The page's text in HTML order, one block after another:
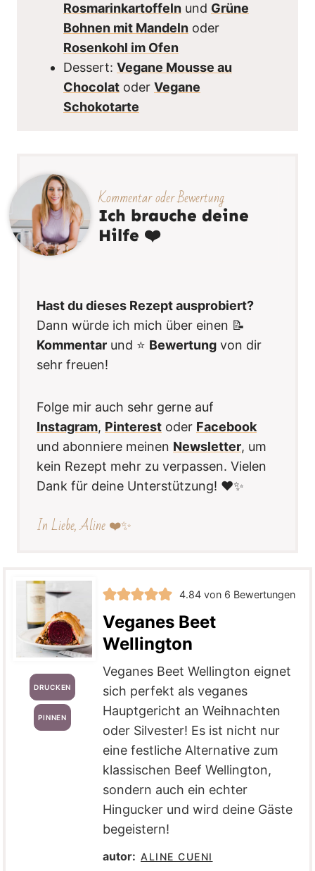
Rosmarinkartoffeln und Grüne
Bohnen mit Mandeln oder
Rosenkohl im Ofen
Dessert: Vegane Mousse au
Chocolat oder Vegane
Schokotarte
Kommentar oder Bewertung
Ich brauche deine
Hilfe ❤️
Hast du dieses Rezept ausprobiert?
Dann würde ich mich über einen 📝
Kommentar und ⭐️ Bewertung von dir
sehr freuen!
Folge mir auch sehr gerne auf
Instagram, Pinterest oder Facebook
und abonniere meinen Newsletter, um
kein Rezept mehr zu verpassen. Vielen
Dank für deine Unterstützung! ❤️✨
In Liebe, Aline ❤️✨
DRUCKEN
PINNEN
4.84 von 6 Bewertungen
Veganes Beet
Wellington
Veganes Beet Wellington eignet
sich perfekt als veganes
Hauptgericht an Weihnachten
oder Silvester! Es ist nicht nur
eine festliche Alternative zum
klassischen Beef Wellington,
sondern auch ein echter
Hingucker und wird deine Gäste
begeistern!
autor: ALINE CUENI